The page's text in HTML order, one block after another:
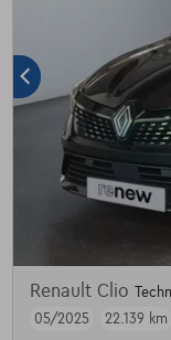
Renault Clio
05/2025
22.139 km